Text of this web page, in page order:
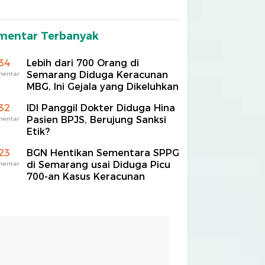
Terbanyak
Lebih dari 700 Orang di
Semarang Diduga Keracunan
MBG, Ini Gejala yang Dikeluhkan
IDI Panggil Dokter Diduga Hina
Pasien BPJS, Berujung Sanksi
Etik?
BGN Hentikan Sementara SPPG
di Semarang usai Diduga Picu
700-an Kasus Keracunan